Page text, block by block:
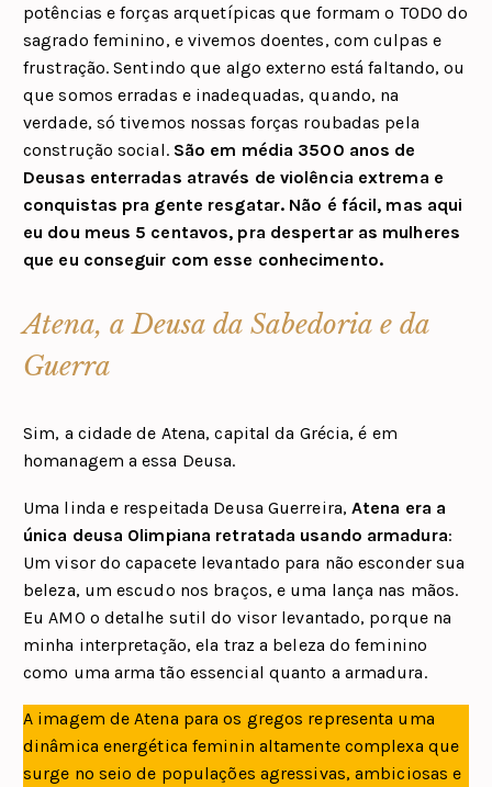
potências e forças arquetípicas que formam o TODO do
sagrado feminino, e vivemos doentes, com culpas e
frustração. Sentindo que algo externo está faltando, ou
que somos erradas e inadequadas, quando, na
verdade, só tivemos nossas forças roubadas pela
construção social. São em média 3500 anos de
Deusas enterradas através de violência extrema e
conquistas pra gente resgatar. Não é fácil, mas aqui
eu dou meus 5 centavos, pra despertar as mulheres
que eu conseguir com esse conhecimento.
Atena, a Deusa da Sabedoria e da
Guerra
Sim, a cidade de Atena, capital da Grécia, é em
homanagem a essa Deusa.
Uma linda e respeitada Deusa Guerreira, Atena era a
única deusa Olimpiana retratada usando armadura:
Um visor do capacete levantado para não esconder sua
beleza, um escudo nos braços, e uma lança nas mãos.
Eu AMO o detalhe sutil do visor levantado, porque na
minha interpretação, ela traz a beleza do feminino
como uma arma tão essencial quanto a armadura.
A imagem de Atena para os gregos representa uma
dinâmica energética feminin altamente complexa que
surge no seio de populações agressivas, ambiciosas e